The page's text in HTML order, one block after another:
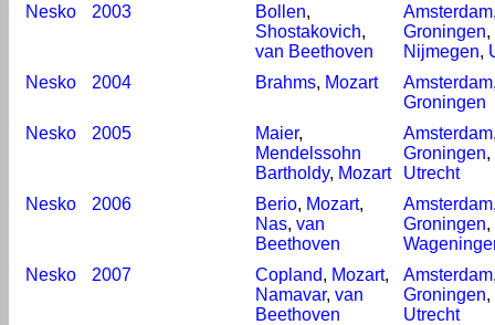
Nesko
2003 Bollen,
Shostakovich,
van Beethoven
Amsterdam
Groningen,
Nijmegen,
Nesko
2004 Brahms, Mozart Amsterdam
Groningen
Nesko
2005 Maier,
Mendelssohn
Bartholdy, Mozart
Amsterdam
Groningen,
Utrecht
Nesko
2006 Berio, Mozart,
Nas, van
Beethoven
Amsterdam
Groningen,
Nesko
2007 Copland, Mozart,
Namavar, van
Beethoven
Amsterdam
Groningen,
Utrecht